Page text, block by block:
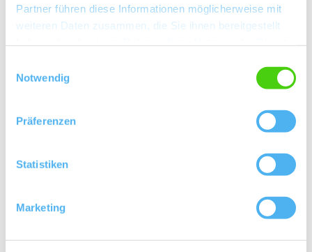
Partner führen diese Informationen möglicherweise mit
weiteren Daten zusammen, die Sie ihnen bereitgestellt
Notwendig
Präferenzen
Statistiken
Marketing